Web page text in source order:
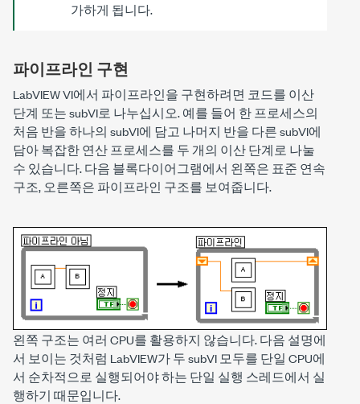
가하게 됩니다.
파이프라인 구현
LabVIEW VI에서 파이프라인을 구현하려면 코드를 이산
단계 또는 subVI로 나누십시오. 예를 들어 한 프로세스의
처음 반을 하나의 subVI에 담고 나머지 반을 다른 subVI에
담아 복잡한 연산 프로세스를 두 개의 이산 단계로 나눌
수 있습니다. 다음 블록다이어그램에서 왼쪽은 표준 연속
구조, 오른쪽은 파이프라인 구조를 보여줍니다.
왼쪽 구조는 여러 CPU를 활용하지 않습니다. 다음 설명에
서 보이는 것처럼 LabVIEW가 두 subVI 모두를 단일 CPU에
서 순차적으로 실행되어야 하는 단일 실행 스레드에서 실
행하기 때문입니다.